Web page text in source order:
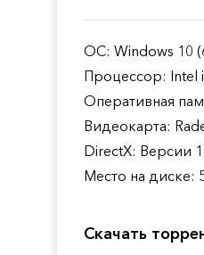
ОС: Windows 10
Процессор: Intel
Оперативная
Видеокарта:
DirectX: Версии
Место на диске:
Скачать